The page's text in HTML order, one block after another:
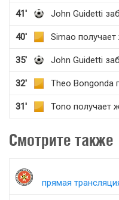
41' John Guidetti
40' Simao
35' John Guidetti
32' Theo Bongonda
31' Tono получает
Смотрите также
прямая